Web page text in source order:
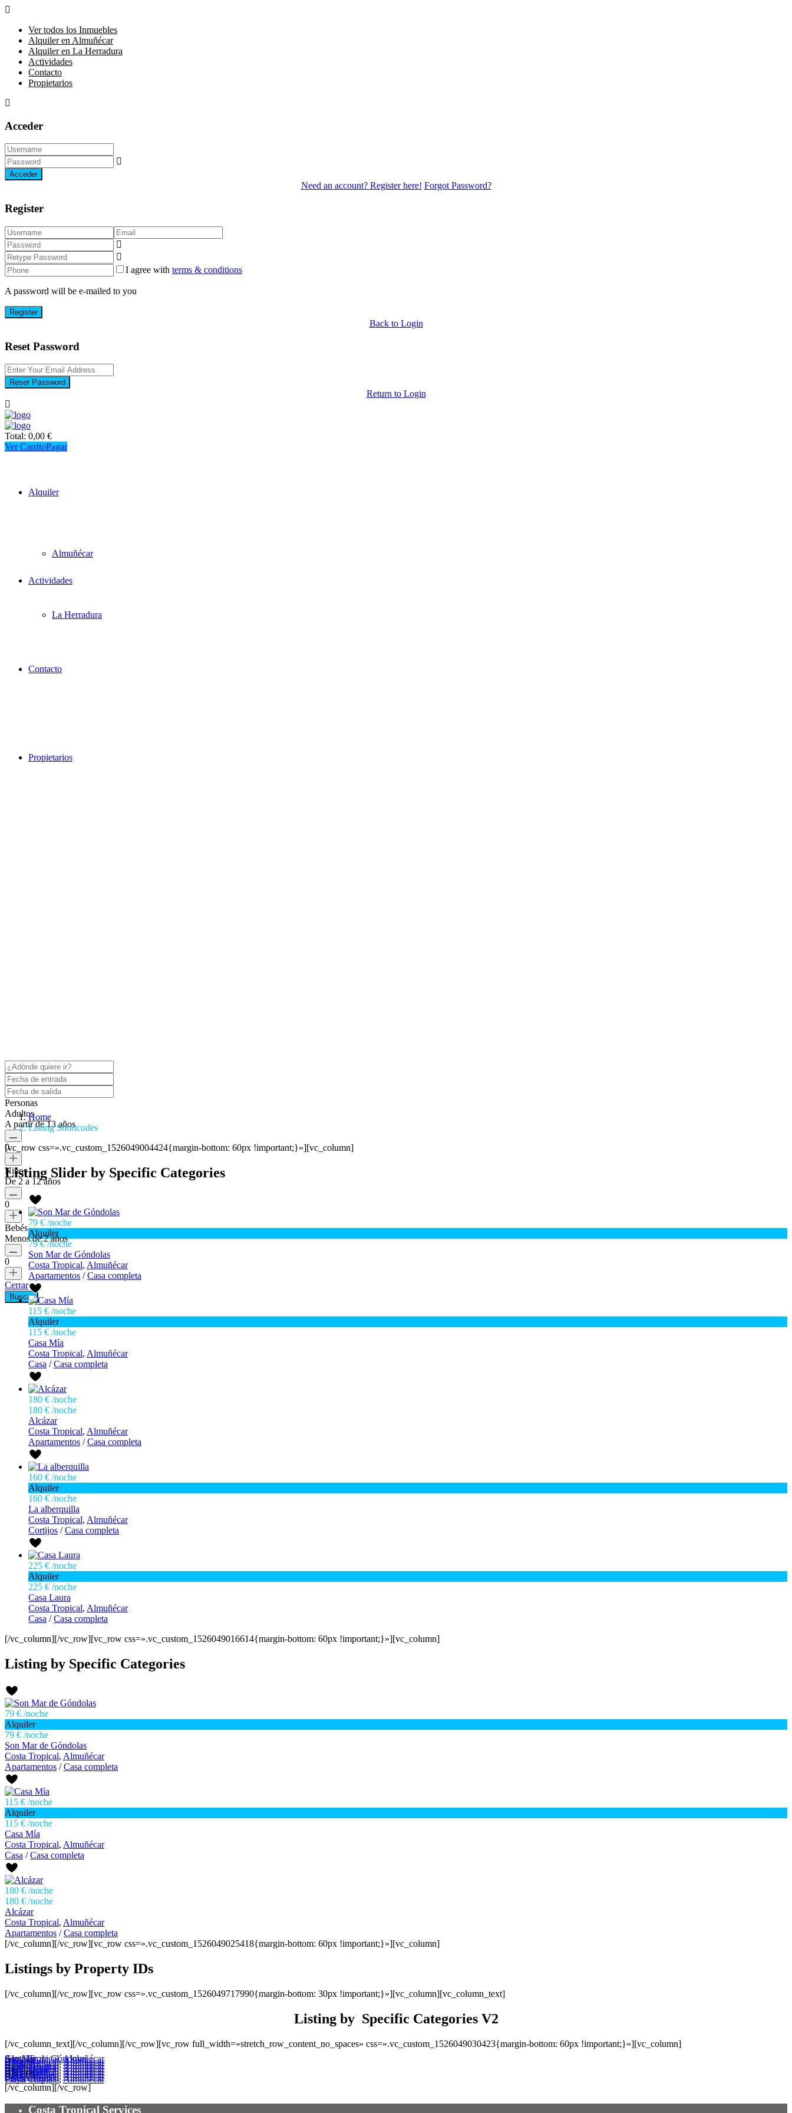
Ver todos los Inmuebles
Alquiler en Almuñécar
Alquiler en La Herradura
Actividades
Contacto
Propietarios
Acceder
Acceder
Need an account? Register here! Forgot Password?
Register
I agree with terms & conditions
A password will be e-mailed to you
Register
Back to Login
Reset Password
Reset Password
Return to Login
Total: 0,00 €
Ver CarritoPagar
Alquiler
Almuñécar
La Herradura
Actividades
Contacto
Propietarios
Personas
Adultos
A partir de 13 años
0
Niños
De 2 a 12 años
0
Bebés
Menos de 2 años
0
Cerrar
Home
Listing Shortcodes
[vc_row css=».vc_custom_1526049004424{margin-bottom: 60px !important;}»][vc_column]
Listing Slider by Specific Categories
79 € /noche
Alquiler
79 €/noche
Son Mar de Góndolas
Costa Tropical, Almuñécar
Apartamentos /Casa completa
115 € /noche
Alquiler
115 € /noche
Casa Mía
Costa Tropical, Almuñécar
Casa /Casa completa
180 € /noche
180 € /noche
Alcázar
Costa Tropical, Almuñécar
Apartamentos /Casa completa
160 € /noche
Alquiler
160 € /noche
La alberquilla
Costa Tropical, Almuñécar
Cortijos /Casa completa
225 € /noche
Alquiler
225 € /noche
Casa Laura
Costa Tropical, Almuñécar
Casa /Casa completa
[/vc_column][/vc_row][vc_row css=».vc_custom_1526049016614{margin-bottom: 60px !important;}»][vc_column]
Listing by Specific Categories
79 € /noche
Alquiler
79 € /noche
Son Mar de Góndolas
Costa Tropical, Almuñécar
Apartamentos /Casa completa
115 € /noche
Alquiler
115 € /noche
Casa Mía
Costa Tropical, Almuñécar
Casa /Casa completa
180 € /noche
180 € /noche
Alcázar
Costa Tropical, Almuñécar
Apartamentos /Casa completa
[/vc_column][/vc_row][vc_row css=».vc_custom_1526049025418{margin-bottom: 60px !important;}»][vc_column]
Listings by Property IDs
[/vc_column][/vc_row][vc_row css=».vc_custom_1526049717990{margin-bottom: 30px !important;}»][vc_column][vc_column_text]
Listing by Specific Categories V2
[/vc_column_text][/vc_column][/vc_row][vc_row full_width=»stretch_row_content_no_spaces» css=».vc_custom_1526049030423{margin-bottom: 60px !important;}»][vc_column]
Alquiler
Son Mar de Góndolas
Costa Tropical,Almuñécar
Alquiler
Casa Mía
Costa Tropical,Almuñécar
Alcázar
Costa Tropical,Almuñécar
Alquiler
La alberquilla
Costa Tropical, Almuñécar
Alquiler
Casa Laura
Costa Tropical, Almuñécar
Alquiler
Casa Cristina
Costa Tropical, Almuñécar
Alquiler
Casa Carmen
Costa Tropical, Almuñécar
Playa Cabria
Costa Tropical, Almuñécar
[/vc_column][/vc_row]
Costa Tropical Services